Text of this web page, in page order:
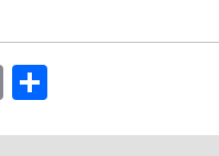
Email